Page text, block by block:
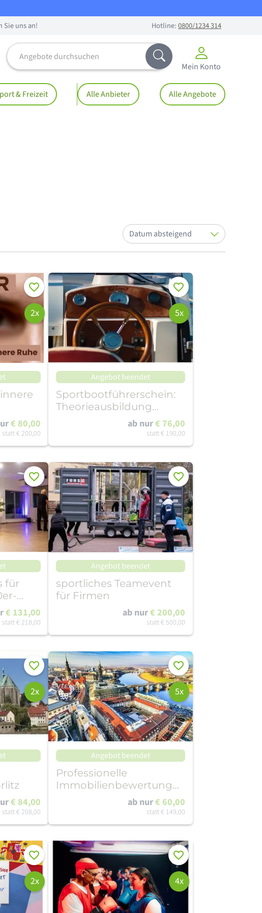
Sie uns an! Hotline:0800/1234 314
Angebote durchsuchen
Abschicken
Mein Konto
& Freizeit Alle Anbieter Alle Angebote
Sortieren nach:
Merken
2x
€ 80,00
statt€ 200,00
Merken
5x
Angebot beendet
Sportbootführerschein:
Theorieausbildung
ab nur€ 76,00
statt€ 190,00
Merken
für
€ 131,00
statt€ 218,00
Merken
Angebot beendet
sportliches Teamevent
für Firmen
ab nur€ 200,00
statt€ 500,00
Merken
2x
€ 84,00
statt€ 208,00
Merken
5x
Angebot beendet
Professionelle
Immobilienbewertung
ab nur€ 60,00
statt€ 149,00
Merken
2x
Merken
4x